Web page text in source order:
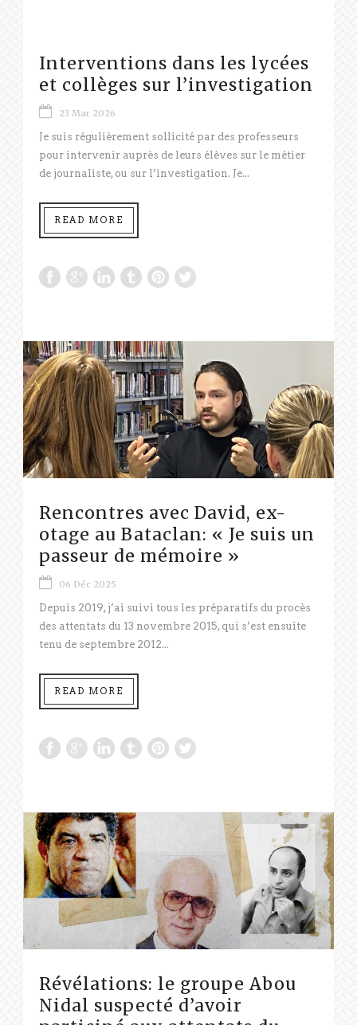
Interventions dans les lycées
et collèges sur l’investigation
23 Mar 2026
Je suis régulièrement sollicité par des professeurs
pour intervenir auprès de leurs élèves sur le métier
de journaliste, ou sur l’investigation. Je...
READ MORE
Rencontres avec David, ex-
otage au Bataclan: « Je suis un
passeur de mémoire »
06 Déc 2025
Depuis 2019, j’ai suivi tous les préparatifs du procès
des attentats du 13 novembre 2015, qui s’est ensuite
tenu de septembre 2012...
READ MORE
Révélations: le groupe Abou
Nidal suspecté d’avoir